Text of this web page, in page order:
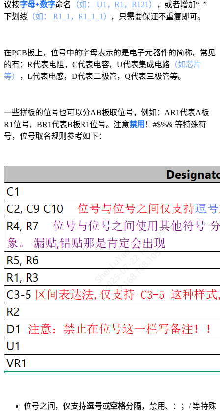
议按字母+数字命名 （如： U1，R1，R121）
，或者增加“_”
下划线 （如： R1_1，R1_1_1） ，只需要保证不重复即可。
在PCB板上，位号中的字母表示的是电子元器件的简称，常见
的有：R代表电阻，C代表电容，U代表集成电路 （如芯片
等）
，L代表电感，D代表二极管，Q代表三极管等。
一些拼板的位号也可以分AB板取位号，例如：AR1代表A板
R1位号，BR1代表B板R1位号。注意禁用 ！#$%& 等特殊符
号，位号取名规则参考如下：
位号之间，仅支持逗号或空格分隔，禁用、：；/ 等特殊